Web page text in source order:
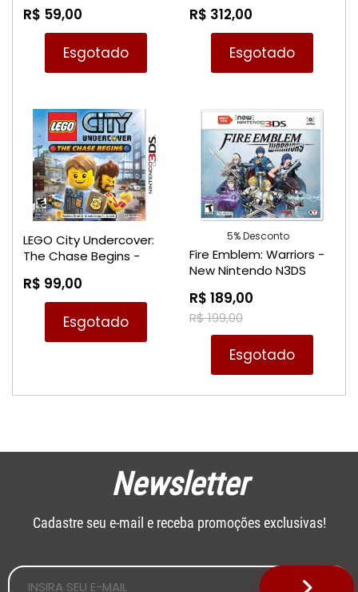
R$ 59,00
Esgotado
R$ 312,00
Esgotado
LEGO City Undercover:
The Chase Begins -
R$ 99,00
Esgotado
5% Desconto
Fire Emblem: Warriors -
New Nintendo N3DS
R$ 189,00
R$ 199,00
Esgotado
Newsletter
Cadastre seu e-mail e receba promoções exclusivas!